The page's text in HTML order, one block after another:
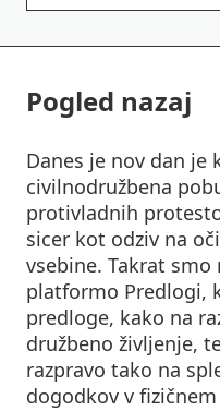
Pogled nazaj
Danes je nov dan je
civilnodružbena
protivladnih
sicer kot odziv na
vsebine. Takrat
platformo Predlogi,
predloge, kako na
družbeno življenje,
razpravo tako na
dogodkov v